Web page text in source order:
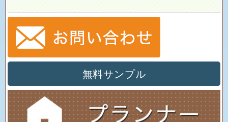
無料サンプル